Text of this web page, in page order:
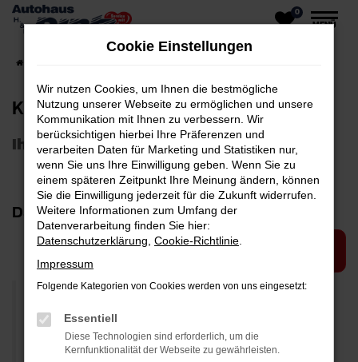
Zum
springen
0
MENÜ
Kundenmeinungen
Ihre Meinung ist uns wichtig
Das schreiben Kunden über uns:
JETZT MEINUNG SCHREIBEN
Habe das Autohaus aufgesucht, um mir den Forthing
5 anzuschauen und diesen auch mal Probe zu
Cookie Einstellungen
Wir nutzen Cookies, um Ihnen die bestmögliche
Nutzung unserer Webseite zu ermöglichen und unsere
Kommunikation mit Ihnen zu verbessern. Wir
berücksichtigen hierbei Ihre Präferenzen und
verarbeiten Daten für Marketing und Statistiken nur,
wenn Sie uns Ihre Einwilligung geben. Wenn Sie zu
einem späteren Zeitpunkt Ihre Meinung ändern, können
Sie die Einwilligung jederzeit für die Zukunft widerrufen.
Weitere Informationen zum Umfang der
Datenverarbeitung finden Sie hier:
Datenschutzerklärung Cookie-Richtlinie
Impressum
Folgende Kategorien von Cookies werden von uns eingesetzt:
Essentiell
Diese Technologien sind erforderlich, um die
Kernfunktionalität der Webseite zu gewährleisten.